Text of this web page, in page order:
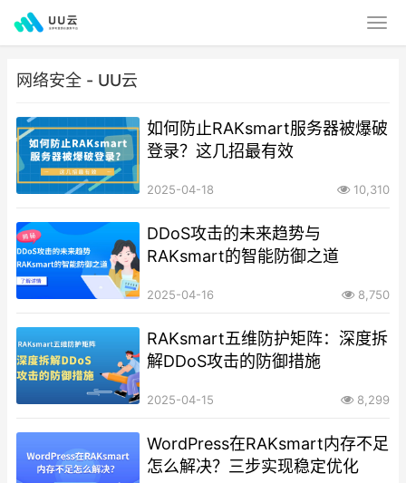
网络安全 - UU云
如何防止RAKsmart服务器被爆破
登录？这几招最有效
2025-04-18 10,310
DDoS攻击的未来趋势与
RAKsmart的智能防御之道
2025-04-16 8,750
RAKsmart五维防护矩阵：深度拆
解DDoS攻击的防御措施
2025-04-15 8,299
WordPress在RAKsmart内存不足
怎么解决？三步实现稳定优化